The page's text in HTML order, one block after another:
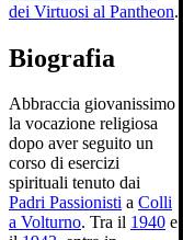
dei Virtuosi al Pantheon.
Biografia
Abbraccia giovanissimo
la vocazione religiosa
dopo aver seguito un
corso di esercizi
spirituali tenuto dai
Padri Passionisti a Colli
a Volturno. Tra il 1940 e